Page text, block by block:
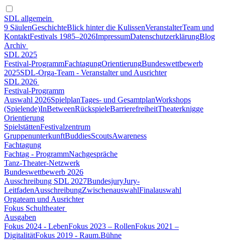
SDL allgemein
9 SäulenGeschichteBlick hinter die KulissenVeranstalterTeam und
KontaktFestivals 1985–2026ImpressumDatenschutzerklärungBlog
Archiv
SDL 2025
Festival-ProgrammFachtagungOrientierungBundeswettbewerb
2025SDL-Orga-Team - Veranstalter und Ausrichter
SDL 2026
Festival-Programm
Auswahl 2026SpielplanTages- und GesamtplanWorkshops
(Spielende)InBetweenRückspieleBarrierefreiheitTheaterknigge
Orientierung
SpielstättenFestivalzentrum
GruppenunterkunftBuddiesScoutsAwareness
Fachtagung
Fachtag - ProgrammNachgespräche
Tanz-Theater-Netzwerk
Bundeswettbewerb 2026
Ausschreibung SDL 2027BundesjuryJury-
LeitfadenAusschreibungZwischenauswahlFinalauswahl
Orgateam und Ausrichter
Fokus Schultheater
Ausgaben
Fokus 2024 - LebenFokus 2023 – RollenFokus 2021 –
DigitalitätFokus 2019 - Raum.Bühne